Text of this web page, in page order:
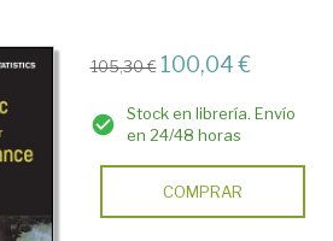
105,30 € 100,04 €
Stock en librería. Envío
en 24/48 horas
COMPRAR